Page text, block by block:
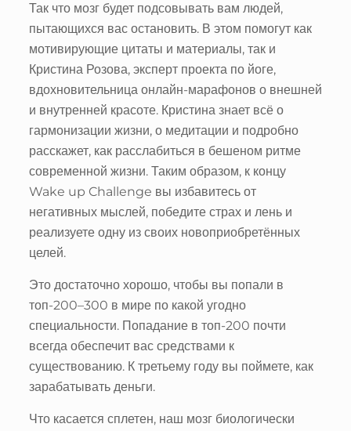
Так что мозг будет подсовывать вам людей,
пытающихся вас остановить. В этом помогут как
мотивирующие цитаты и материалы, так и
Кристина Розова, эксперт проекта по йоге,
вдохновительница онлайн-марафонов о внешней
и внутренней красоте. Кристина знает всё о
гармонизации жизни, о медитации и подробно
расскажет, как расслабиться в бешеном ритме
современной жизни. Таким образом, к концу
Wake up Challenge вы избавитесь от
негативных мыслей, победите страх и лень и
реализуете одну из своих новоприобретённых
целей.
Это достаточно хорошо, чтобы вы попали в
топ-200–300 в мире по какой угодно
специальности. Попадание в топ-200 почти
всегда обеспечит вас средствами к
существованию. К третьему году вы поймете, как
зарабатывать деньги.
Что касается сплетен, наш мозг биологически